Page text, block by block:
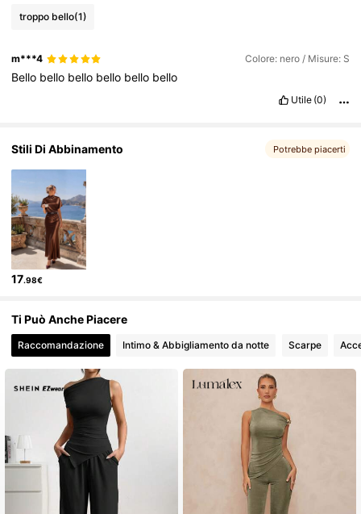
4.82 947K Follower
4.82
troppo bello(1)
m***4 Colore: nero / Misure: S
Bello bello bello bello bello bello
Utile (0)
Stili Di Abbinamento Potrebbe piacerti
17.98€
Ti Può Anche Piacere
Raccomandazione Intimo & Abbigliamento da notte Scarpe